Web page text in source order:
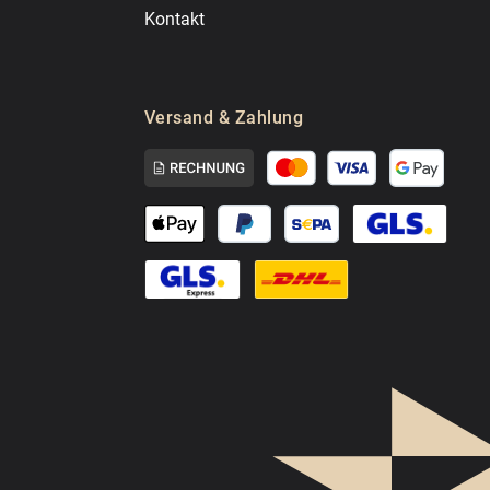
Kontakt
Versand & Zahlung